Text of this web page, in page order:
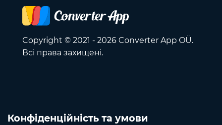
Copyright © 2021 - 2026 Converter App OÜ.
Всі права захищені.
Конфіденційність та умови